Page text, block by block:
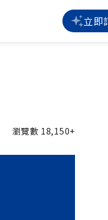
立即
瀏覽數 18,150+